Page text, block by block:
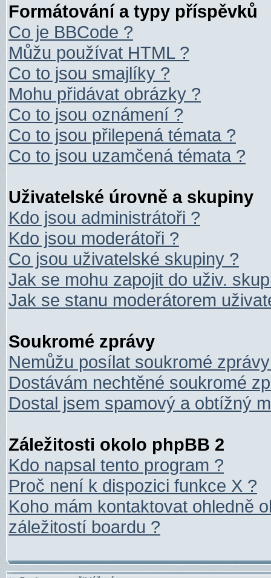
Formátování a typy příspěvků
Co je BBCode ?
Můžu používat HTML ?
Co to jsou smajlíky ?
Mohu přidávat obrázky ?
Co to jsou oznámení ?
Co to jsou přilepená témata ?
Co to jsou uzamčená témata ?
Uživatelské úrovně a skupiny
Kdo jsou administrátoři ?
Kdo jsou moderátoři ?
Co jsou uživatelské skupiny ?
Jak se mohu zapojit do uživ.
Jak se stanu moderátorem
Soukromé zprávy
Nemůžu posílat soukromé
Dostávám nechtěné soukromé
Dostal jsem spamový a obtížný
Záležitosti okolo phpBB 2
Kdo napsal tento program ?
Proč není k dispozici funkce X ?
Koho mám kontaktovat ohledně
záležitostí boardu ?